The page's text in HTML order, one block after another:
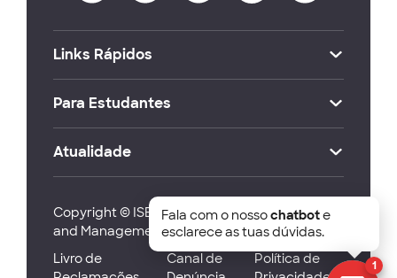
Links Rápidos
Para Estudantes
Atualidade
Copyright © ISEG Lisbon School of Economics
and Management 2026
Livro de
Canal de
Política de
1
Fala com o nossochatbote
esclarece as tuas dúvidas.